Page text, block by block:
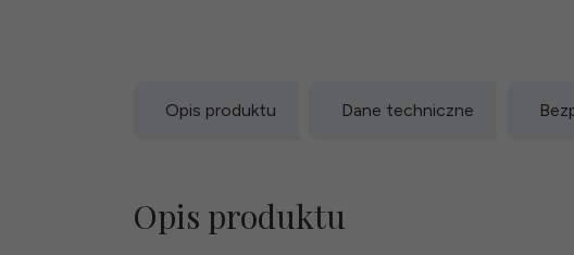
Opis produktu Dane techniczne
Opis produktu